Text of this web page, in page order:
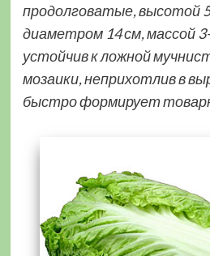
продолговатые, высотой
диаметром 14 см, массой
устойчив к ложной
мозаики, неприхотлив в
быстро формирует